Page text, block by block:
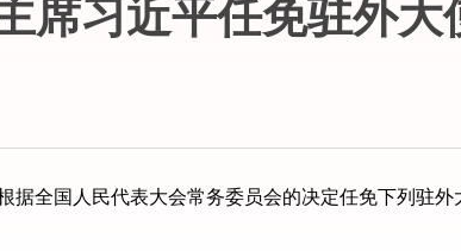
席习近平任免驻外大
全国人民代表大会常务委员会的决定任免下列驻外